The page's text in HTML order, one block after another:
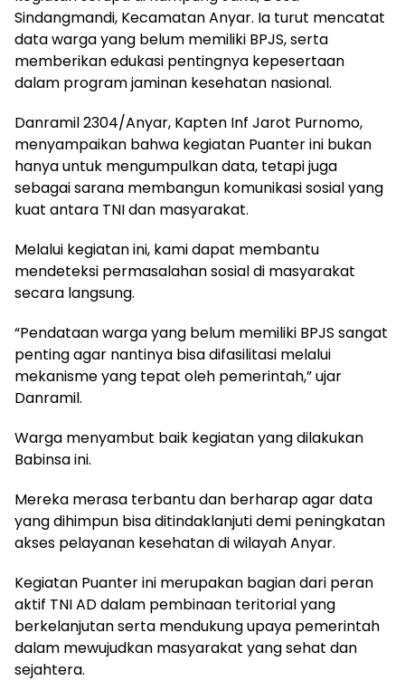
Sindangmandi, Kecamatan Anyar. Ia turut mencatat
data warga yang belum memiliki BPJS, serta
memberikan edukasi pentingnya kepesertaan
dalam program jaminan kesehatan nasional.
Danramil 2304/Anyar, Kapten Inf Jarot Purnomo,
menyampaikan bahwa kegiatan Puanter ini bukan
hanya untuk mengumpulkan data, tetapi juga
sebagai sarana membangun komunikasi sosial yang
kuat antara TNI dan masyarakat.
Melalui kegiatan ini, kami dapat membantu
mendeteksi permasalahan sosial di masyarakat
secara langsung.
“Pendataan warga yang belum memiliki BPJS sangat
penting agar nantinya bisa difasilitasi melalui
mekanisme yang tepat oleh pemerintah,” ujar
Danramil.
Warga menyambut baik kegiatan yang dilakukan
Babinsa ini.
Mereka merasa terbantu dan berharap agar data
yang dihimpun bisa ditindaklanjuti demi peningkatan
akses pelayanan kesehatan di wilayah Anyar.
Kegiatan Puanter ini merupakan bagian dari peran
aktif TNI AD dalam pembinaan teritorial yang
berkelanjutan serta mendukung upaya pemerintah
dalam mewujudkan masyarakat yang sehat dan
sejahtera.